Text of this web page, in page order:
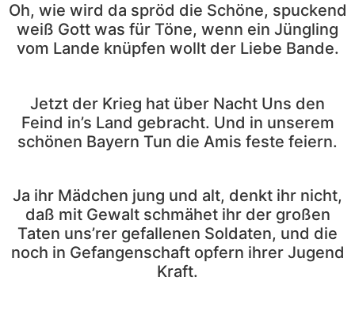
Oh, wie wird da spröd die Schöne, spuckend
weiß Gott was für Töne, wenn ein Jüngling
vom Lande knüpfen wollt der Liebe Bande.
Jetzt der Krieg hat über Nacht Uns den
Feind in’s Land gebracht. Und in unserem
schönen Bayern Tun die Amis feste feiern.
Ja ihr Mädchen jung und alt, denkt ihr nicht,
daß mit Gewalt schmähet ihr der großen
Taten uns’rer gefallenen Soldaten, und die
noch in Gefangenschaft opfern ihrer Jugend
Kraft.